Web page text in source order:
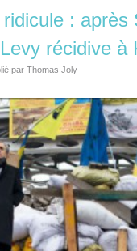
:
récidive à
par Thomas Joly